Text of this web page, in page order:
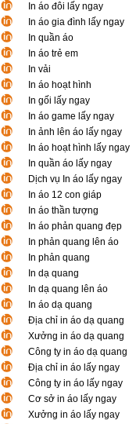
In áo đôi lấy ngay
In áo gia đình lấy ngay
In quần áo
In áo trẻ em
In vải
In áo hoạt hình
In gối lấy ngay
In áo game lấy ngay
In ảnh lên áo lấy ngay
In áo hoạt hình lấy ngay
In quần áo lấy ngay
Dịch vụ In áo lấy ngay
In áo 12 con giáp
In áo thần tượng
In áo phản quang đẹp
In phản quang lên áo
In phản quang
In dạ quang
In dạ quang lên áo
In áo dạ quang
Địa chỉ in áo dạ quang
Xưởng in áo dạ quang
Công ty in áo dạ quang
Địa chỉ in áo lấy ngay
Công ty in áo lấy ngay
Cơ sở in áo lấy ngay
Xưởng in áo lấy ngay